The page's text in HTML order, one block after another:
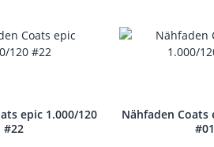
epic 1.000/120
#22
Nähfaden Coats
#01